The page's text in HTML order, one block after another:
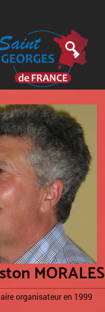
MORALES
organisateur en 1999